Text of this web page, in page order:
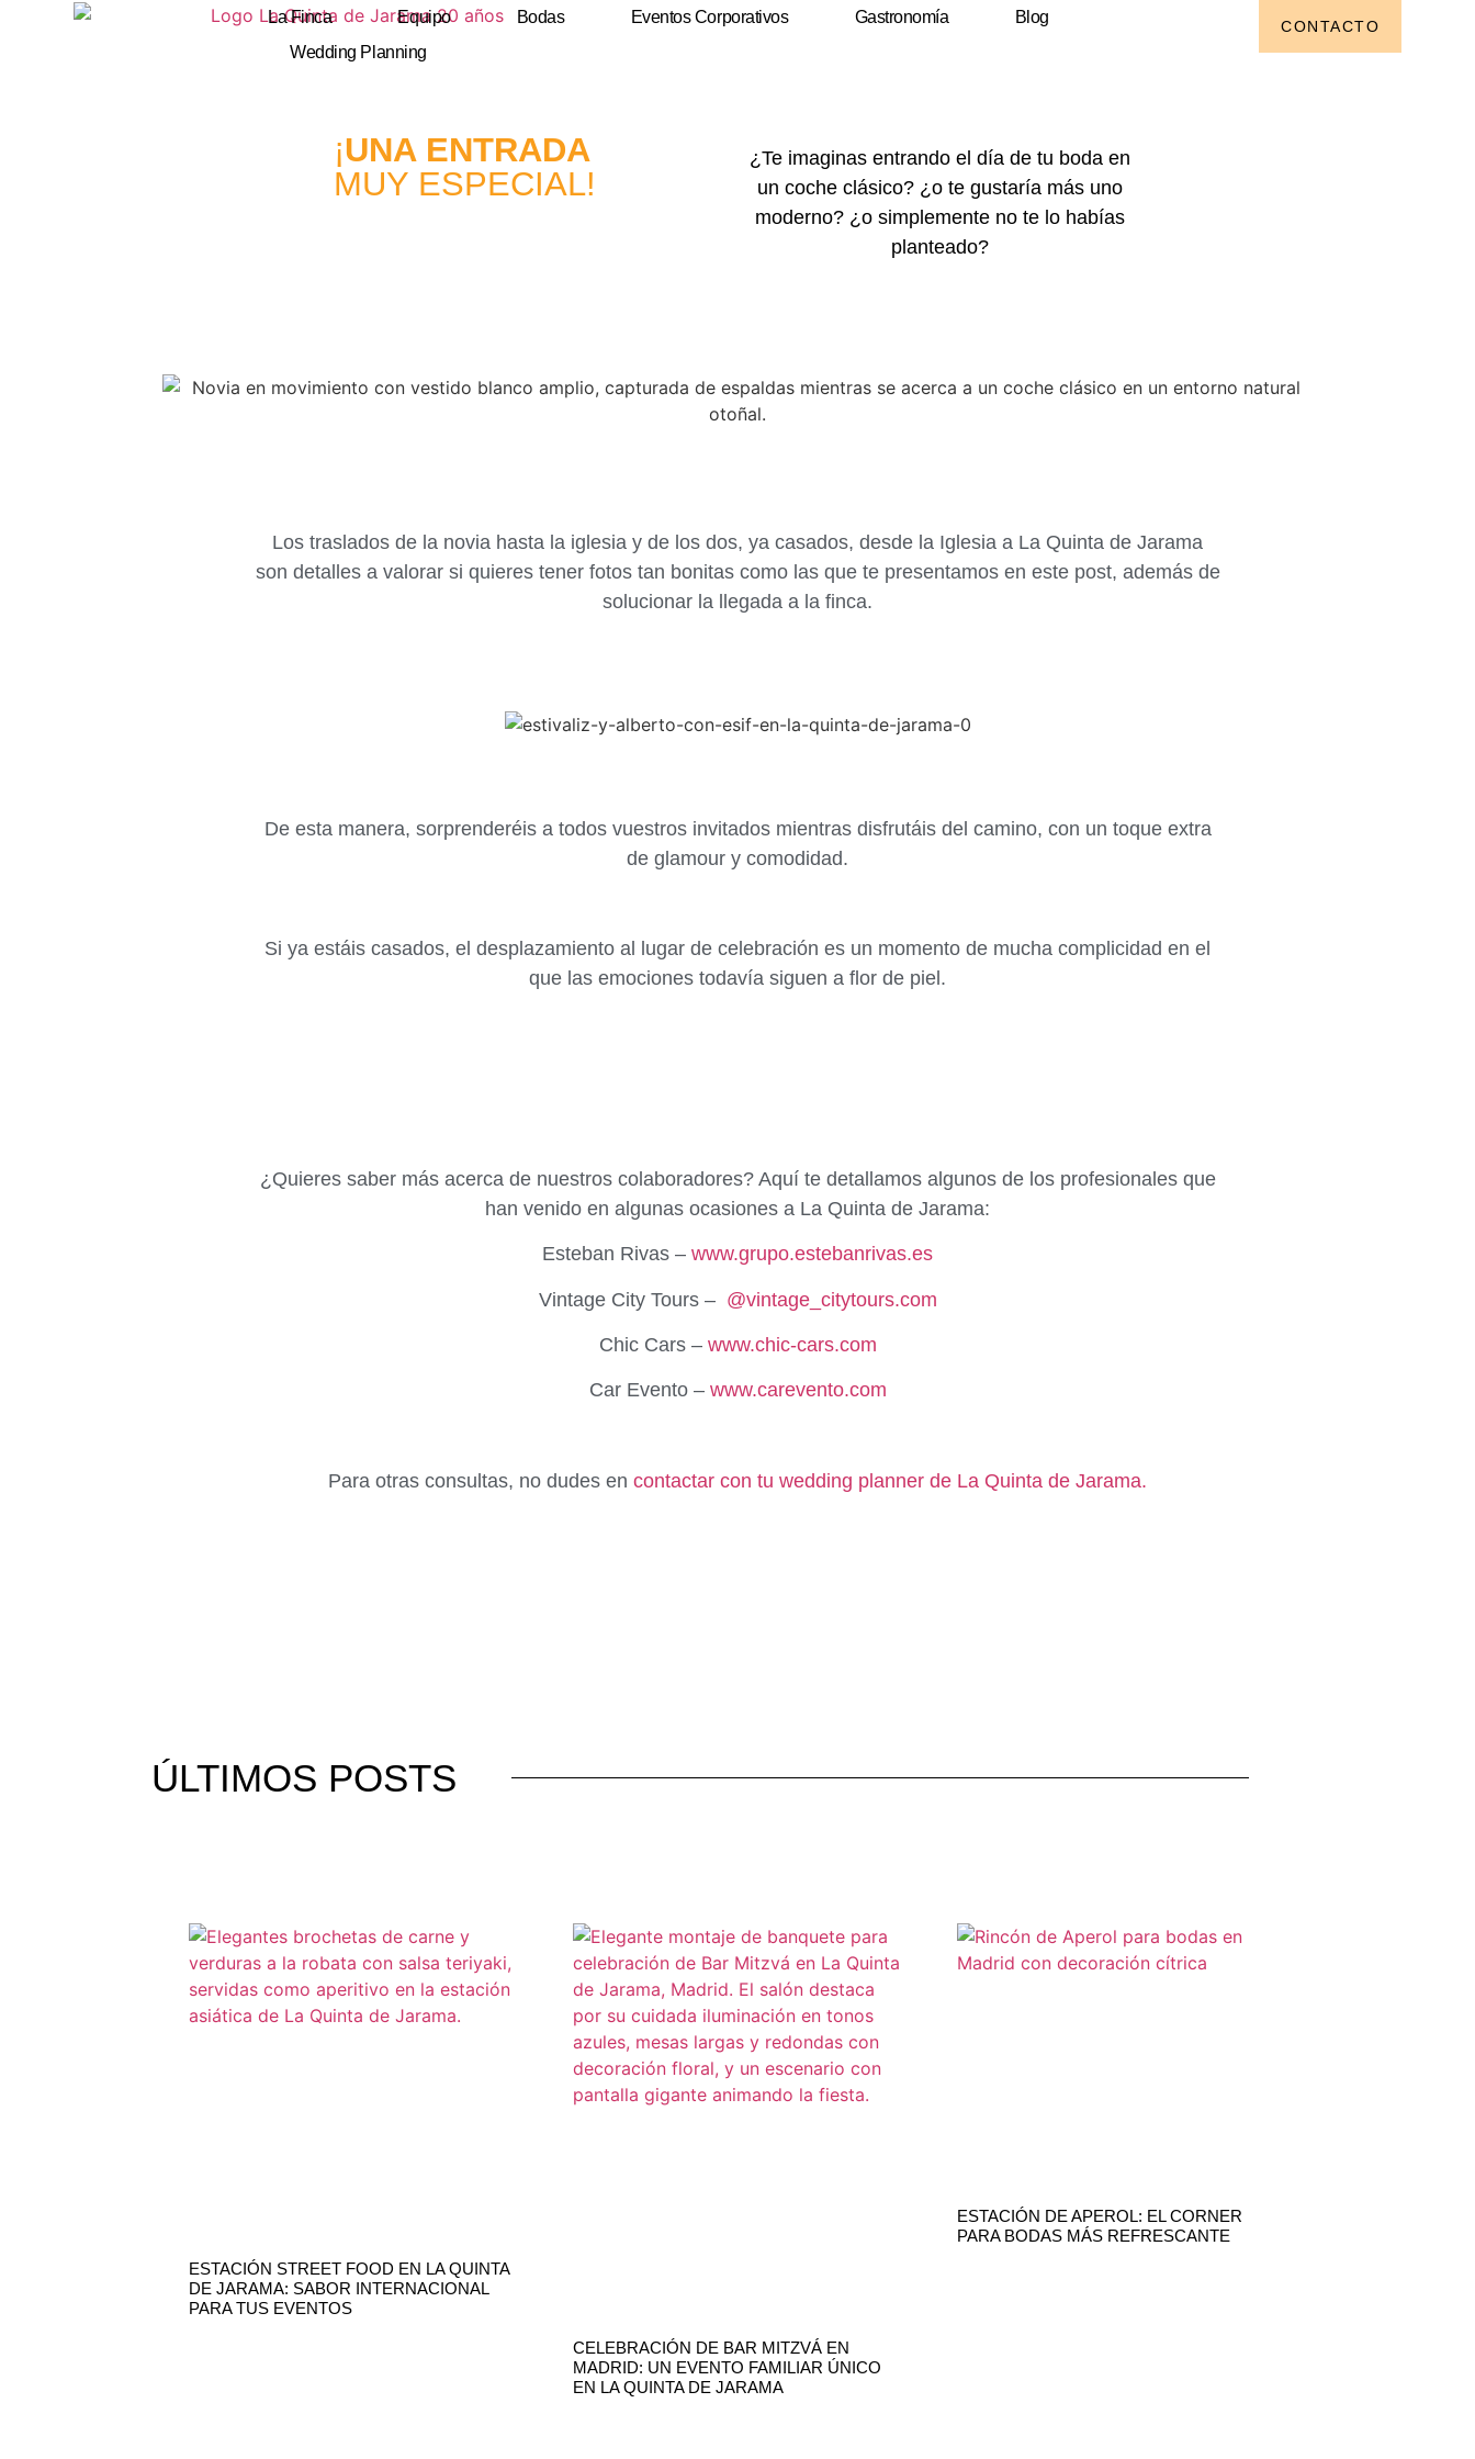
La Finca Equipo Bodas Eventos Corporativos Gastronomía
Blog
Wedding Planning
CONTACTO
¡UNA ENTRADA
MUY ESPECIAL!
¿Te imaginas entrando el día de tu boda en
un coche clásico? ¿o te gustaría más uno
moderno? ¿o simplemente no te lo habías
planteado?
Los traslados de la novia hasta la iglesia y de los dos, ya casados, desde la Iglesia a La Quinta de Jarama
son detalles a valorar si quieres tener fotos tan bonitas como las que te presentamos en este post, además de
solucionar la llegada a la finca.
De esta manera, sorprenderéis a todos vuestros invitados mientras disfrutáis del camino, con un toque extra
de glamour y comodidad.
Si ya estáis casados, el desplazamiento al lugar de celebración es un momento de mucha complicidad en el
que las emociones todavía siguen a flor de piel.
¿Quieres saber más acerca de nuestros colaboradores? Aquí te detallamos algunos de los profesionales que
han venido en algunas ocasiones a La Quinta de Jarama:
Esteban Rivas – www.grupo.estebanrivas.es
Vintage City Tours – @vintage_citytours.com
Chic Cars – www.chic-cars.com
Car Evento – www.carevento.com
Para otras consultas, no dudes en contactar con tu wedding planner de La Quinta de Jarama.
ÚLTIMOS POSTS
ESTACIÓN STREET FOOD EN LA QUINTA
DE JARAMA: SABOR INTERNACIONAL
PARA TUS EVENTOS
CELEBRACIÓN DE BAR MITZVÁ EN
MADRID: UN EVENTO FAMILIAR ÚNICO
EN LA QUINTA DE JARAMA
ESTACIÓN DE APEROL: EL CORNER
PARA BODAS MÁS REFRESCANTE